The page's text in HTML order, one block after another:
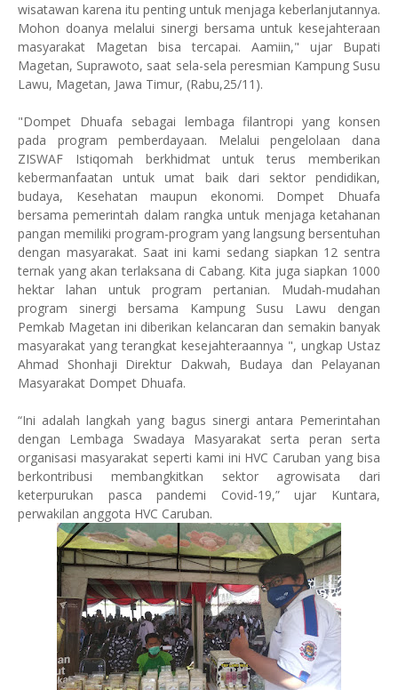
wisatawan karena itu penting untuk menjaga keberlanjutannya.
Mohon doanya melalui sinergi bersama untuk kesejahteraan
masyarakat Magetan bisa tercapai. Aamiin," ujar Bupati
Magetan, Suprawoto, saat sela-sela peresmian Kampung Susu
Lawu, Magetan, Jawa Timur, (Rabu,25/11).
"Dompet Dhuafa sebagai lembaga filantropi yang konsen
pada program pemberdayaan. Melalui pengelolaan dana
ZISWAF Istiqomah berkhidmat untuk terus memberikan
kebermanfaatan untuk umat baik dari sektor pendidikan,
budaya, Kesehatan maupun ekonomi. Dompet Dhuafa
bersama pemerintah dalam rangka untuk menjaga ketahanan
pangan memiliki program-program yang langsung bersentuhan
dengan masyarakat. Saat ini kami sedang siapkan 12 sentra
ternak yang akan terlaksana di Cabang. Kita juga siapkan 1000
hektar lahan untuk program pertanian. Mudah-mudahan
program sinergi bersama Kampung Susu Lawu dengan
Pemkab Magetan ini diberikan kelancaran dan semakin banyak
masyarakat yang terangkat kesejahteraannya ", ungkap Ustaz
Ahmad Shonhaji Direktur Dakwah, Budaya dan Pelayanan
Masyarakat Dompet Dhuafa.
“Ini adalah langkah yang bagus sinergi antara Pemerintahan
dengan Lembaga Swadaya Masyarakat serta peran serta
organisasi masyarakat seperti kami ini HVC Caruban yang bisa
berkontribusi membangkitkan sektor agrowisata dari
keterpurukan pasca pandemi Covid-19,” ujar Kuntara,
perwakilan anggota HVC Caruban.